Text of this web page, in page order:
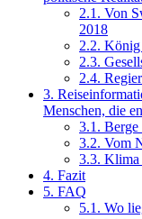
2.1. Von
2018
2.2. König
2.3.
2.4.
3.
Menschen, die
3.1. Berge
3.2. Vom
3.3. Klima
4. Fazit
5. FAQ
5.1. Wo